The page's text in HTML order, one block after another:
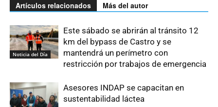
Artículos relacionados Más del autor
Noticia del Día
Este sábado se abrirán al tránsito 12
km del bypass de Castro y se
mantendrá un perímetro con
restricción por trabajos de emergencia
Asesores INDAP se capacitan en
sustentabilidad láctea